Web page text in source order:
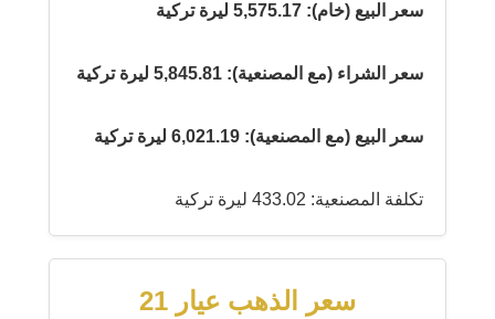
سعر البيع (خام): 5,575.17 ليرة تركية
سعر الشراء (مع المصنعية): 5,845.81 ليرة تركية
سعر البيع (مع المصنعية): 6,021.19 ليرة تركية
تكلفة المصنعية: 433.02 ليرة تركية
سعر الذهب عيار 21